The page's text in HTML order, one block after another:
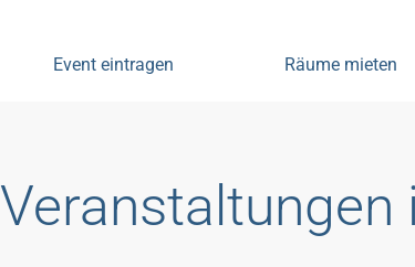
Event eintragen Räume mieten
Veranstaltungen